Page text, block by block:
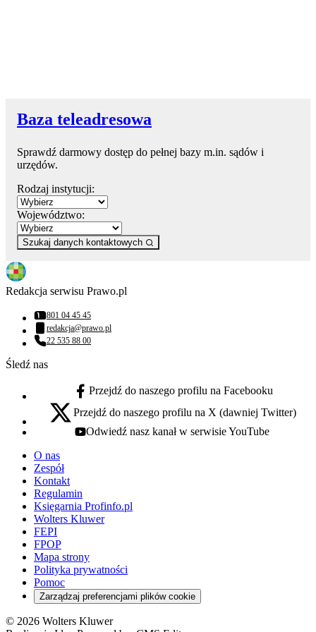
Baza teleadresowa
Sprawdź darmowy dostęp do pełnej bazy m.in. sądów i
urzędów.
Rodzaj instytucji:
Województwo:
Szukaj danych kontaktowych
Redakcja serwisu Prawo.pl
Numer telefonu:
801 04 45 45
Adres email:
redakcja@prawo.pl
Numer telefonu:
22 535 88 00
Śledź nas
facebook - otwiera się w nowej karcie
Przejdź do naszego profilu na Facebooku
x - otwiera się w nowej karcie
Przejdź do naszego profilu na X (dawniej Twitter)
youtube - otwiera się w nowej karcie
Odwiedź nasz kanał w serwisie YouTube
O nas
Zespół
Kontakt
Regulamin
Księgarnia Profinfo.pl
Wolters Kluwer
FEPI
FPOP
Mapa strony
Polityka prywatności
Pomoc
Zarządzaj preferencjami plików cookie
© 2026 Wolters Kluwer